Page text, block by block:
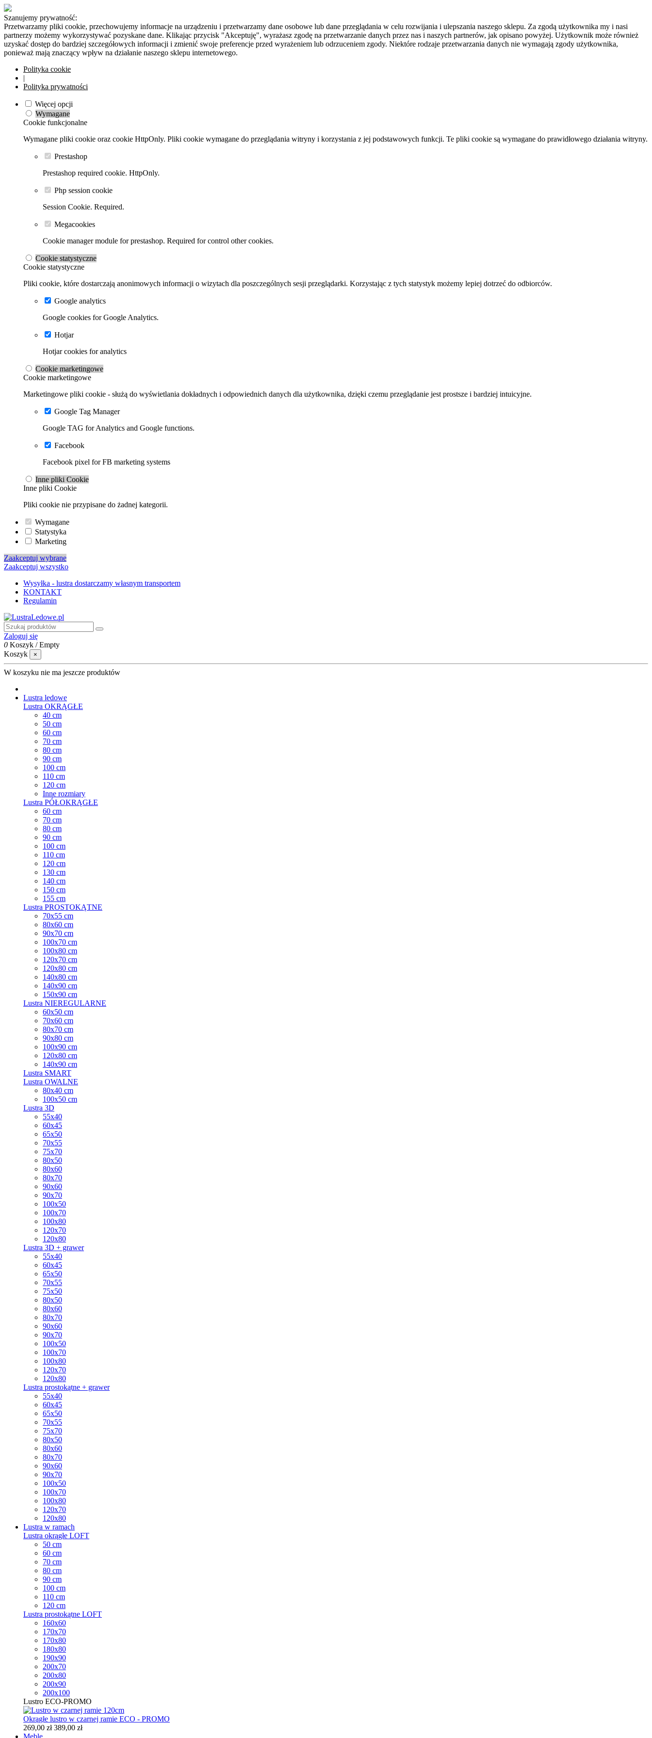
Szanujemy prywatność:
Przetwarzamy pliki cookie, przechowujemy informacje na urządzeniu i przetwarzamy dane osobowe lub dane przeglądania w celu rozwijania i ulepszania naszego sklepu. Za zgodą użytkownika my i nasi
partnerzy możemy wykorzystywać pozyskane dane. Klikając przycisk "Akceptuję", wyrażasz zgodę na przetwarzanie danych przez nas i naszych partnerów, jak opisano powyżej. Użytkownik może również
uzyskać dostęp do bardziej szczegółowych informacji i zmienić swoje preferencje przed wyrażeniem lub odrzuceniem zgody. Niektóre rodzaje przetwarzania danych nie wymagają zgody użytkownika,
ponieważ mają znaczący wpływ na działanie naszego sklepu internetowego.
Polityka cookie
|
Polityka prywatności
Więcej opcji
Wymagane
Cookie funkcjonalne
Wymagane pliki cookie oraz cookie HttpOnly. Pliki cookie wymagane do przeglądania witryny i korzystania z jej podstawowych funkcji. Te pliki cookie są wymagane do prawidłowego działania witryny.
Prestashop
Prestashop required cookie. HttpOnly.
Php session cookie
Session Cookie. Required.
Megacookies
Cookie manager module for prestashop. Required for control other cookies.
Cookie statystyczne
Cookie statystyczne
Pliki cookie, które dostarczają anonimowych informacji o wizytach dla poszczególnych sesji przeglądarki. Korzystając z tych statystyk możemy lepiej dotrzeć do odbiorców.
Google analytics
Google cookies for Google Analytics.
Hotjar
Hotjar cookies for analytics
Cookie marketingowe
Cookie marketingowe
Marketingowe pliki cookie - służą do wyświetlania dokładnych i odpowiednich danych dla użytkownika, dzięki czemu przeglądanie jest prostsze i bardziej intuicyjne.
Google Tag Manager
Google TAG for Analytics and Google functions.
Facebook
Facebook pixel for FB marketing systems
Inne pliki Cookie
Inne pliki Cookie
Pliki cookie nie przypisane do żadnej kategorii.
Wymagane
Statystyka
Marketing
Zaakceptuj wybrane
Zaakceptuj wszystko
Wysyłka - lustra dostarczamy własnym transportem
KONTAKT
Regulamin
Zaloguj się
0 Koszyk /Empty
Koszyk
×
W koszyku nie ma jeszcze produktów
Lustra ledowe
Lustra OKRĄGŁE
40 cm
50 cm
60 cm
70 cm
80 cm
90 cm
100 cm
110 cm
120 cm
Inne rozmiary
Lustra PÓŁOKRĄGŁE
60 cm
70 cm
80 cm
90 cm
100 cm
110 cm
120 cm
130 cm
140 cm
150 cm
155 cm
Lustra PROSTOKĄTNE
70x55 cm
80x60 cm
90x70 cm
100x70 cm
100x80 cm
120x70 cm
120x80 cm
140x80 cm
140x90 cm
150x90 cm
Lustra NIEREGULARNE
60x50 cm
70x60 cm
80x70 cm
90x80 cm
100x90 cm
120x80 cm
140x90 cm
Lustra SMART
Lustra OWALNE
80x40 cm
100x50 cm
Lustra 3D
55x40
60x45
65x50
70x55
75x70
80x50
80x60
80x70
90x60
90x70
100x50
100x70
100x80
120x70
120x80
Lustra 3D + grawer
55x40
60x45
65x50
70x55
75x50
80x50
80x60
80x70
90x60
90x70
100x50
100x70
100x80
120x70
120x80
Lustra prostokątne + grawer
55x40
60x45
65x50
70x55
75x70
80x50
80x60
80x70
90x60
90x70
100x50
100x70
100x80
120x70
120x80
Lustra w ramach
Lustra okrągłe LOFT
50 cm
60 cm
70 cm
80 cm
90 cm
100 cm
110 cm
120 cm
Lustra prostokątne LOFT
160x60
170x70
170x80
180x80
190x90
200x70
200x80
200x90
200x100
Lustro ECO-PROMO
Okrągłe lustro w czarnej ramie ECO - PROMO
269,00 zł 389,00 zł
Meble